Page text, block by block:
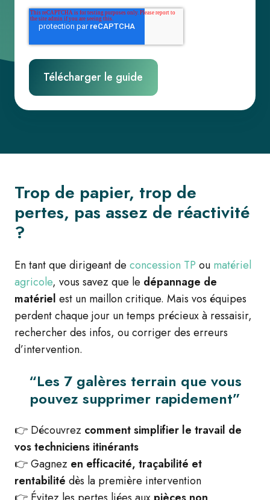
Trop de papier, trop de
pertes, pas assez de réactivité
?
En tant que dirigeant de concession TP ou matériel
agricole, vous savez que le dépannage de
matériel est un maillon critique. Mais vos équipes
perdent chaque jour un temps précieux à ressaisir,
rechercher des infos, ou corriger des erreurs
d’intervention.
“Les 7 galères terrain que vous
pouvez supprimer rapidement”
👉 Découvrez comment simplifier le travail de
vos techniciens itinérants
👉 Gagnez en efficacité, traçabilité et
rentabilité dès la première intervention